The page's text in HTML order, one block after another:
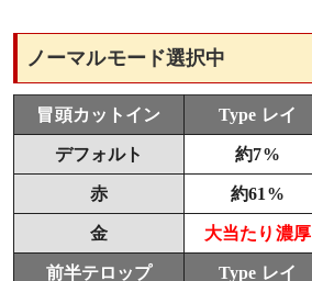
ノーマルモード選択中
冒頭カットイン Type レイ
デフォルト 約7%
赤 約61%
金 大当たり濃厚
前半テロップ Type レイ